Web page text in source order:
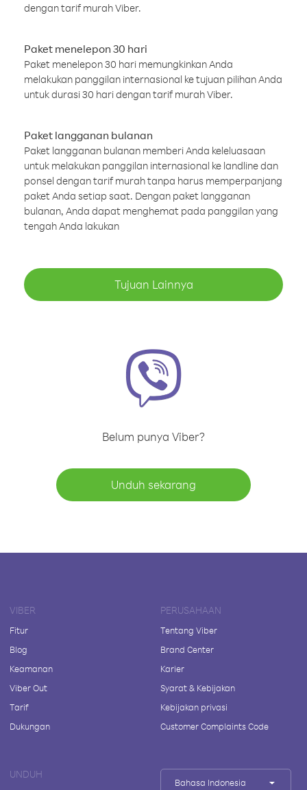
dengan tarif murah Viber.
Paket menelepon 30 hari
Paket menelepon 30 hari memungkinkan Anda
melakukan panggilan internasional ke tujuan pilihan Anda
untuk durasi 30 hari dengan tarif murah Viber.
Paket langganan bulanan
Paket langganan bulanan memberi Anda keleluasaan
untuk melakukan panggilan internasional ke landline dan
ponsel dengan tarif murah tanpa harus memperpanjang
paket Anda setiap saat. Dengan paket langganan
bulanan, Anda dapat menghemat pada panggilan yang
tengah Anda lakukan
Tujuan Lainnya
Belum punya Viber?
Unduh sekarang
VIBER
Fitur
Blog
Keamanan
Viber Out
Tarif
Dukungan
PERUSAHAAN
Tentang Viber
Brand Center
Karier
Syarat & Kebijakan
Kebijakan privasi
Customer Complaints Code
UNDUH
Bahasa Indonesia